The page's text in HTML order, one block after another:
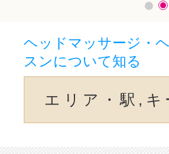
ヘッドマッサージ・
スンについて知る
エリア・駅,